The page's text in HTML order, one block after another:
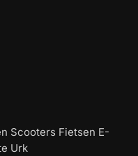
Scooters Fietsen E-
Urk